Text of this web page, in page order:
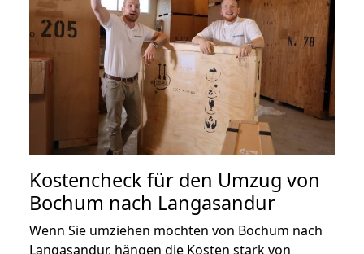
Kostencheck für den Umzug von
Bochum nach Langasandur
Wenn Sie umziehen möchten von Bochum nach
Langasandur, hängen die Kosten stark von